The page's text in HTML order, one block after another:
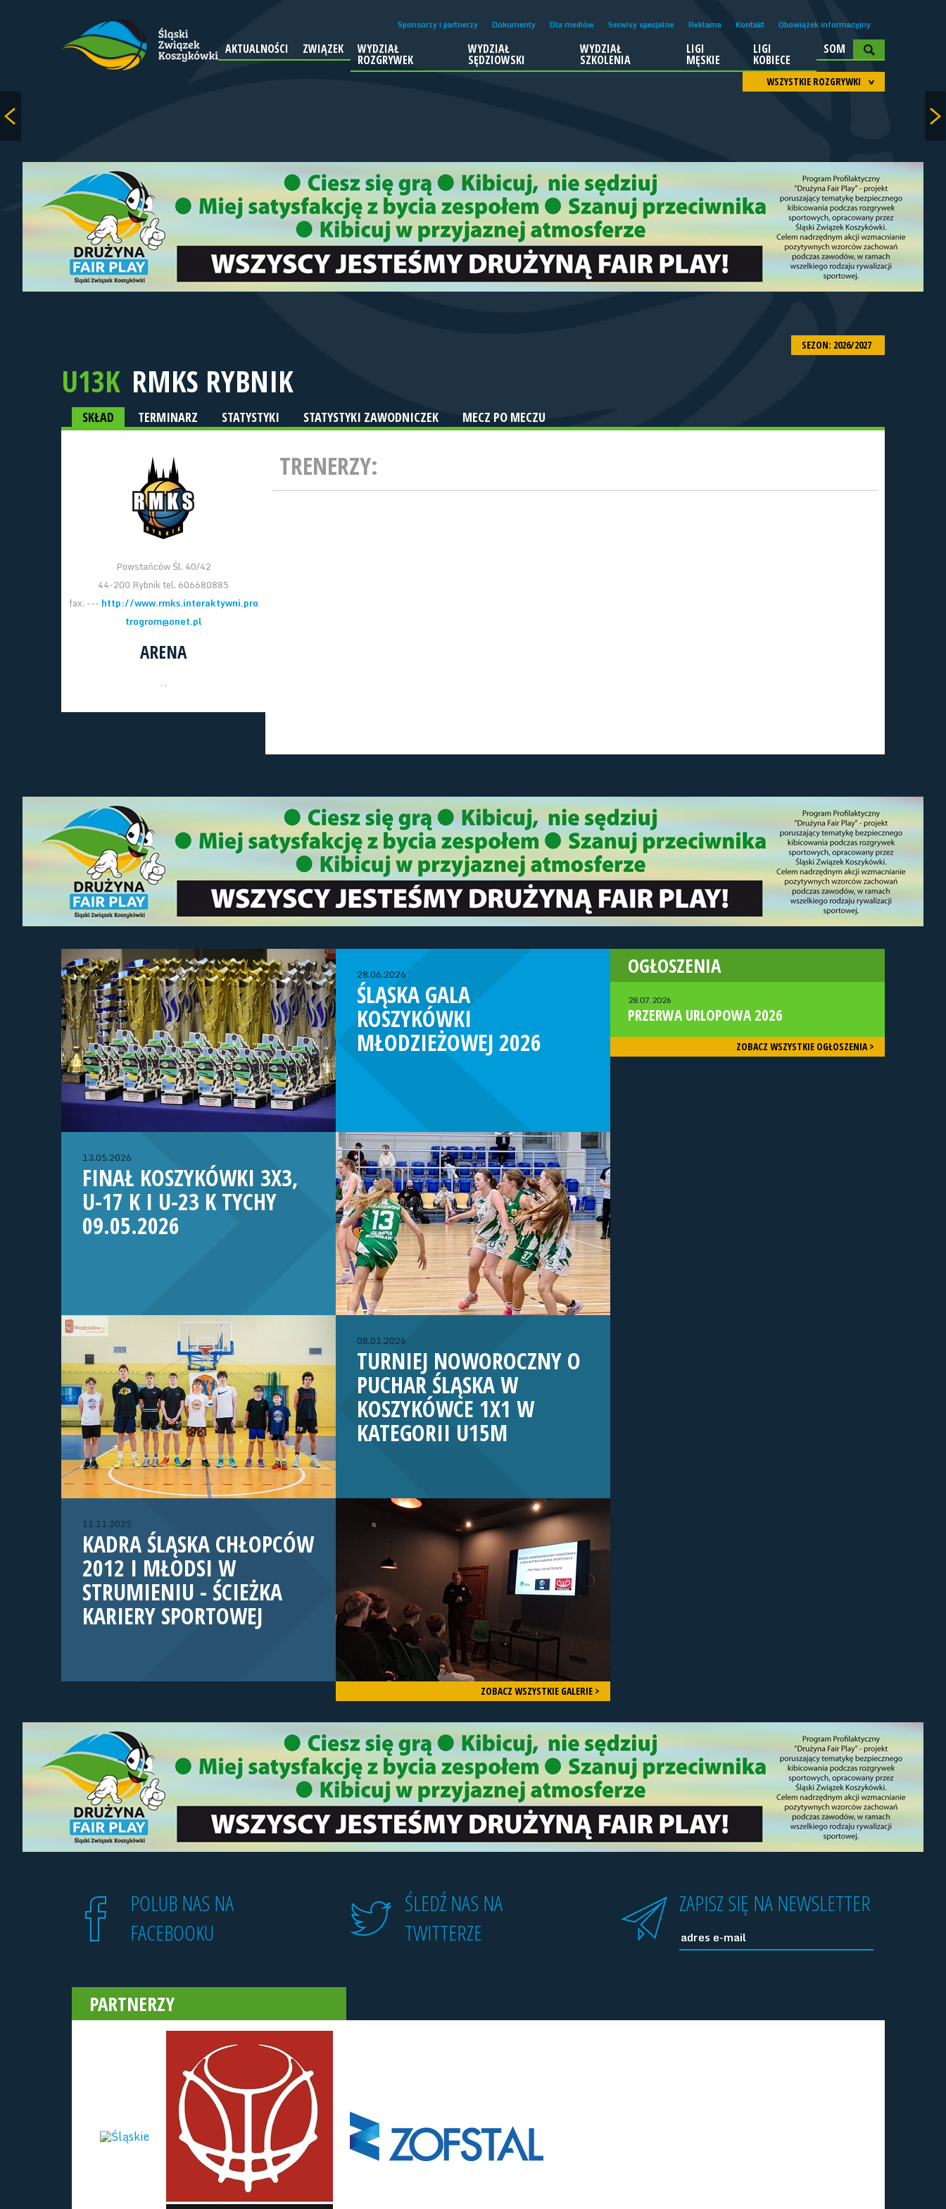
Sponsorzy i partnerzy Dokumenty Dla mediów Serwisy specjalne Reklama Kontakt Obowiązek informacyjny
AKTUALNOŚCI ZWIĄZEK WYDZIAŁ
ROZGRYWEK
WYDZIAŁ
SĘDZIOWSKI
WYDZIAŁ
SZKOLENIA
LIGI
MĘSKIE
LIGI
KOBIECE
SOM
WSZYSTKIE ROZGRYWKI
SEZON: 2026/2027
U13K RMKS RYBNIK
SKŁAD TERMINARZ STATYSTYKI STATYSTYKI ZAWODNICZEK MECZ PO MECZU
Powstańców Śl. 40/42
44-200 Rybnik tel. 606680885
fax. --- http://www.rmks.interaktywni.pro
trogrom@onet.pl
ARENA
, ,
TRENERZY:
28.06.2026
ŚLĄSKA GALA
KOSZYKÓWKI
MŁODZIEŻOWEJ 2026
13.05.2026
FINAŁ KOSZYKÓWKI 3X3,
U-17 K I U-23 K TYCHY
09.05.2026
08.01.2026
TURNIEJ NOWOROCZNY O
PUCHAR ŚLĄSKA W
KOSZYKÓWCE 1X1 W
KATEGORII U15M
11.11.2025
KADRA ŚLĄSKA CHŁOPCÓW
2012 I MŁODSI W
STRUMIENIU - ŚCIEŻKA
KARIERY SPORTOWEJ
ZOBACZ WSZYSTKIE GALERIE >
OGŁOSZENIA
28.07.2026
PRZERWA URLOPOWA 2026
ZOBACZ WSZYSTKIE OGŁOSZENIA >
POLUB NAS NA
FACEBOOKU
ŚLEDŹ NAS NA
TWITTERZE
ZAPISZ SIĘ NA NEWSLETTER
PARTNERZY